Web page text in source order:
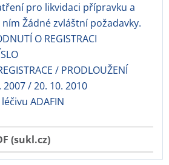
pro likvidaci přípravku a
Žádné zvláštní požadavky.
O REGISTRACI
/ PRODLOUŽENÍ
2007 / 20. 10. 2010
ADAFIN
(sukl.cz)